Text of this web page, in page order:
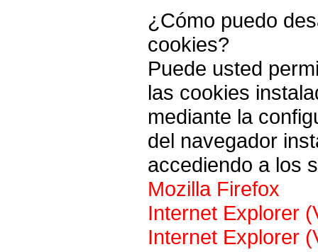
¿Cómo puedo
cookies?
Puede usted
las cookies
mediante la
del navegador
accediendo a los
Mozilla Firefox
Internet Explorer
Internet Explorer